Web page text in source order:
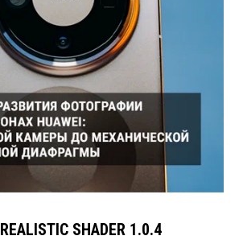
REALISTIC SHADER 1.0.4